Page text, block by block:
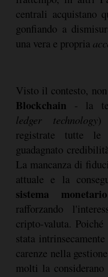
centrali acquistano
gonfiando a
una vera e propria
Visto il contesto,
Blockchain - la
ledger technology)
registrate tutte le
guadagnato
La mancanza di
attuale e la
sistema
rafforzando
cripto-valuta.
stata
carenze nella
molti la